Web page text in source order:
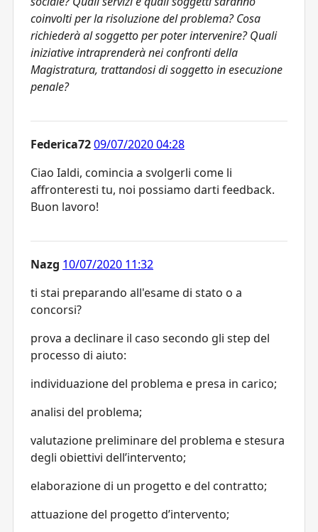
coinvolti per la risoluzione del problema? Cosa
richiederà al soggetto per poter intervenire? Quali
iniziative intraprenderà nei confronti della
Magistratura, trattandosi di soggetto in esecuzione
penale?
Federica7209/07/2020 04:28
Ciao Ialdi, comincia a svolgerli come li
affronteresti tu, noi possiamo darti feedback.
Buon lavoro!
Nazg 10/07/2020 11:32
ti stai preparando all'esame di stato o a
concorsi?
prova a declinare il caso secondo gli step del
processo di aiuto:
individuazione del problema e presa in carico;
analisi del problema;
valutazione preliminare del problema e stesura
degli obiettivi dell’intervento;
elaborazione di un progetto e del contratto;
attuazione del progetto d’intervento;